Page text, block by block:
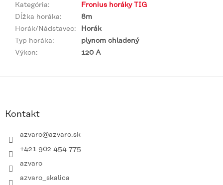
Kategória:
Fronius horáky TIG
Dĺžka horáka:
8m
Horák/Nádstavec:
Horák
Typ horáka:
plynom chladený
Výkon: 120 A
Kontakt
azvaro@azvaro.sk
+421 902 454 775
azvaro
azvaro_skalica